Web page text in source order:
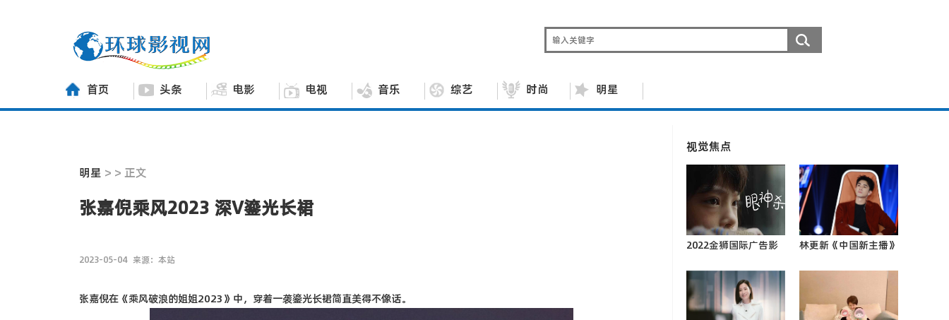
首页 头条 电影 电视 音乐 综艺 时尚 明星
明星 > > 正文
张嘉倪乘风2023 深V鎏光长裙
2023-05-04 来源：本站
张嘉倪在《乘风破浪的姐姐2023》中，穿着一袭鎏光长裙简直美得不像话。
视觉焦点
2022金狮国际广告影
杨恩又喜提最佳女主0
林更新《中国新主播》